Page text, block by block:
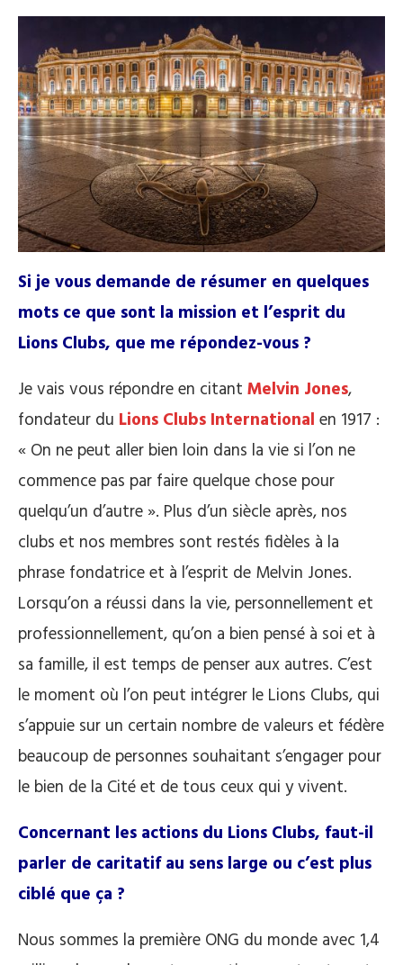
Si je vous demande de résumer en quelques
mots ce que sont la mission et l’esprit du
Lions Clubs, que me répondez-vous ?
Je vais vous répondre en citant Melvin Jones,
fondateur du Lions Clubs International en 1917 :
« On ne peut aller bien loin dans la vie si l’on ne
commence pas par faire quelque chose pour
quelqu’un d’autre ». Plus d’un siècle après, nos
clubs et nos membres sont restés fidèles à la
phrase fondatrice et à l’esprit de Melvin Jones.
Lorsqu’on a réussi dans la vie, personnellement et
professionnellement, qu’on a bien pensé à soi et à
sa famille, il est temps de penser aux autres. C’est
le moment où l’on peut intégrer le Lions Clubs, qui
s’appuie sur un certain nombre de valeurs et fédère
beaucoup de personnes souhaitant s’engager pour
le bien de la Cité et de tous ceux qui y vivent.
Concernant les actions du Lions Clubs, faut-il
parler de caritatif au sens large ou c’est plus
ciblé que ça ?
Nous sommes la première ONG du monde avec 1,4